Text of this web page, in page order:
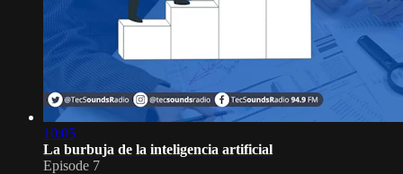
10:05
La burbuja de la inteligencia artificial
Episode 7